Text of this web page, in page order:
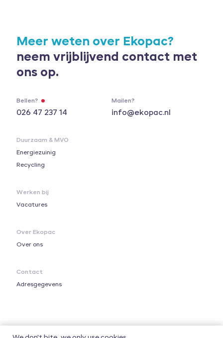
Meer weten over Ekopac?
neem vrijblijvend contact met
ons op.
Bellen?
026 47 237 14
Mailen?
info@ekopac.nl
Duurzaam & MVO
Energiezuinig
Recycling
Werken bij
Vacatures
Over Ekopac
Over ons
Contact
Adresgegevens
Copyright © Ekopac 2026